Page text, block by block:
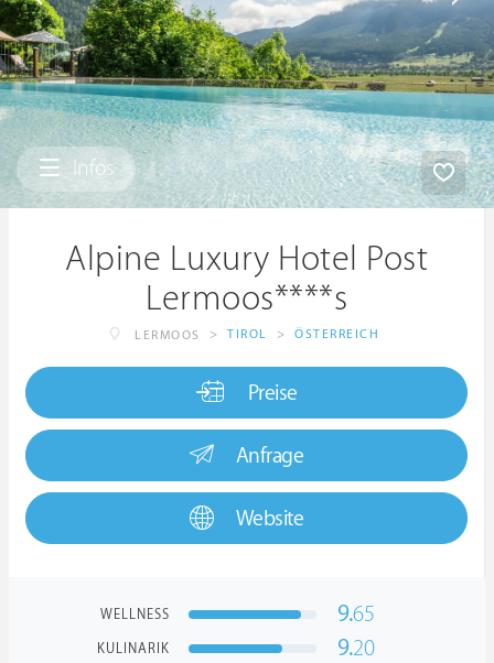
Infos
Alpine Luxury Hotel Post
Lermoos****s
LERMOOS > TIROL > ÖSTERREICH
Preise
Anfrage
Website
WELLNESS 9.65
KULINARIK 9.20